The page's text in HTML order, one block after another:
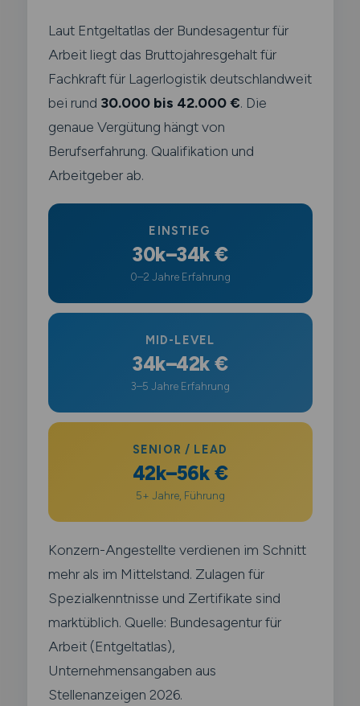
Laut Entgeltatlas der Bundesagentur für
Arbeit liegt das Bruttojahresgehalt für
Fachkraft für Lagerlogistik deutschlandweit
bei rund 30.000 bis 42.000 €. Die
genaue Vergütung hängt von
Berufserfahrung. Qualifikation und
Arbeitgeber ab.
EINSTIEG
30k–34k €
0–2 Jahre Erfahrung
MID-LEVEL
34k–42k €
3–5 Jahre Erfahrung
SENIOR / LEAD
42k–56k €
5+ Jahre, Führung
Konzern-Angestellte verdienen im Schnitt
mehr als im Mittelstand. Zulagen für
Spezialkenntnisse und Zertifikate sind
marktüblich. Quelle: Bundesagentur für
Arbeit (Entgeltatlas),
Unternehmensangaben aus
Stellenanzeigen 2026.